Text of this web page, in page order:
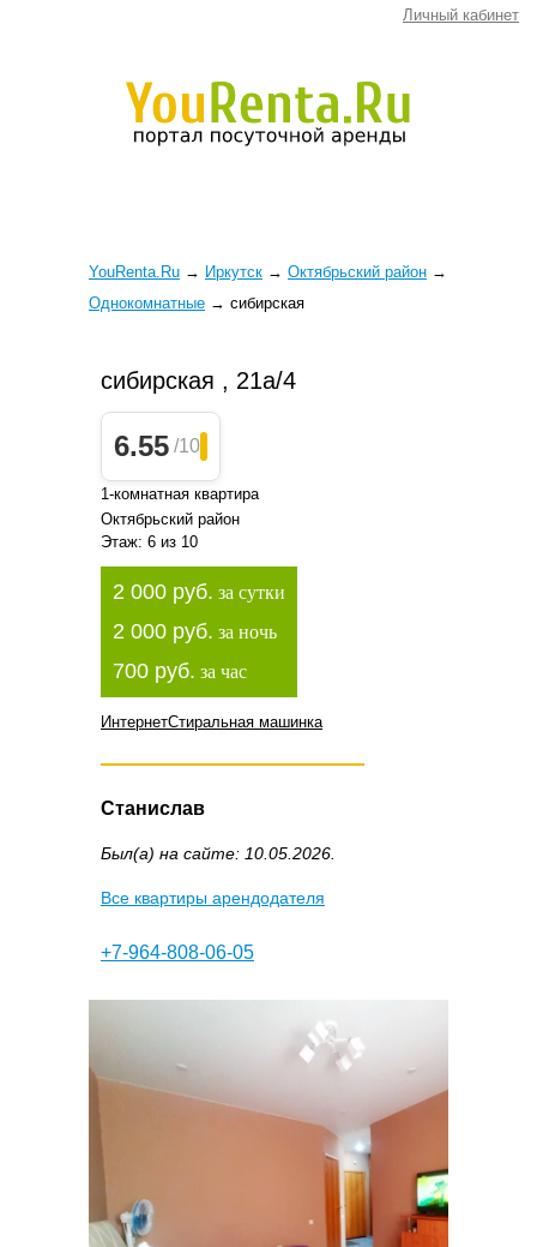
Личный кабинет
YouRenta.Ru → Иркутск → Октябрьский район →
Однокомнатные → сибирская
сибирская , 21а/4
6.55 /10
1-комнатная квартира
Октябрьский район
Этаж: 6 из 10
2 000 руб. за сутки
2 000 руб. за ночь
700 руб. за час
ИнтернетСтиральная машинка
Станислав
Был(а) на сайте: 10.05.2026.
Все квартиры арендодателя
+7-964-808-06-05